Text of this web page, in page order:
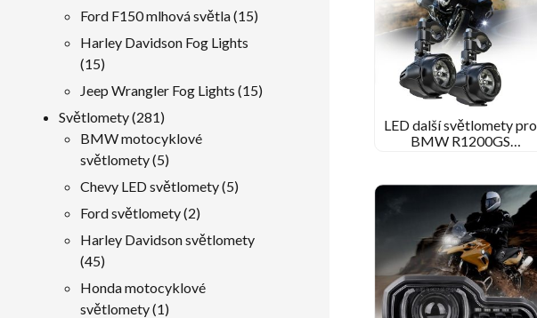
LED další světlomety pro
BMW R1200GS
světly
produkty
Ford F150 mlhová světla 1515
Harley Davidson Fog Lights
1515
produkty
Jeep Wrangler Fog Lights 1515
Světlomety 281281
produkty
BMW motocyklové
světlomety 55
produkty
Chevy LED světlomety 55
Ford světlomety 22
produkty
Harley Davidson světlomety
4545
produkty
Honda motocyklové
světlomety 11